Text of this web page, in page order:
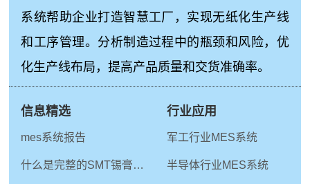
系统帮助企业打造智慧工厂，实现无纸化生产线
和工序管理。分析制造过程中的瓶颈和风险，优
化生产线布局，提高产品质量和交货准确率。
信息精选
mes系统报告
什么是完整的SMT锡膏印刷工艺
行业应用
军工行业MES系统
半导体行业MES系统